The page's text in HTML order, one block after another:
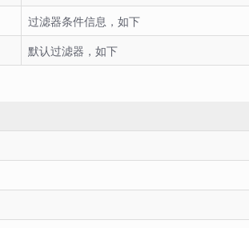
过滤器条件信息，如下
默认过滤器，如下